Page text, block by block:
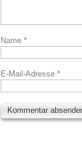
Name *
E-Mail-Adresse *